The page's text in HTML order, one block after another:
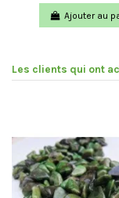
Ajouter au
Les clients qui ont